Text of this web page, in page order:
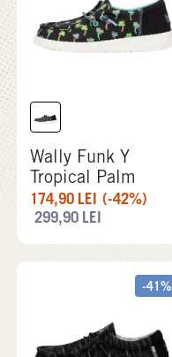
Wally Funk Y
Tropical Palm
174,90 LEI (-42%)
299,90 LEI
-41%